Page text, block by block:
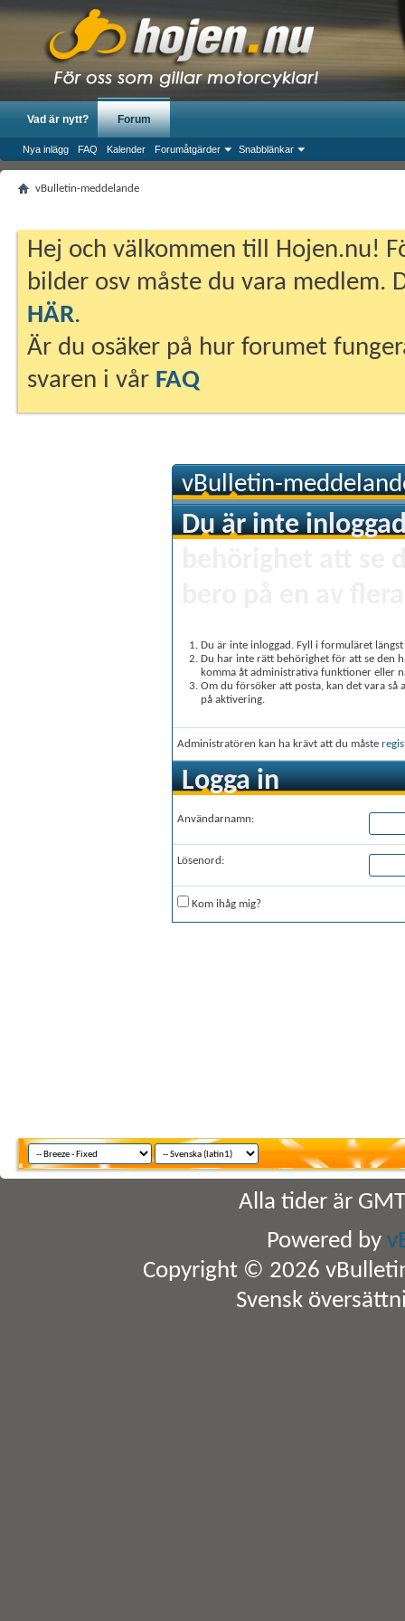
Vad är nytt? Forum
Nya inlägg FAQ Kalender Forumåtgärder Snabblänkar
vBulletin-meddelande
Hej och välkommen till Hojen.nu!
bilder osv måste du vara medlem.
HÄR.
Är du osäker på hur forumet
svaren i vår FAQ
vBulletin-
Du är inte
Du är inte inloggad. Fyll i formuläret
Du har inte rätt behörighet för att se den
komma åt administrativa funktioner eller
Om du försöker att posta, kan det vara
på aktivering.
Administratören kan ha krävt att du måste
Logga in
Användarnamn:
Lösenord:
Kom ihåg mig?
Alla tider är
Powered by
Copyright © 2026
Svensk